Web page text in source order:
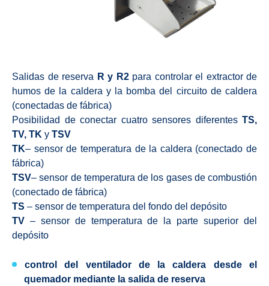
Salidas de reserva R y R2para controlar el extractor de
humos de la caldera y la bomba del circuito de caldera
(conectadas de fábrica)
Posibilidad de conectar cuatro sensores diferentes TS,
TV, TK y TSV
TK– sensor de temperatura de la caldera (conectado de
fábrica)
TSV– sensor de temperatura de los gases de combustión
(conectado de fábrica)
TS – sensor de temperatura del fondo del depósito
TV – sensor de temperatura de la parte superior del
depósito
control del ventiladorde la caldera desde el
quemador mediante la salida de reserva